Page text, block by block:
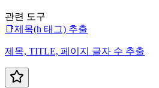
관련 도구
📑제목(h 태그) 추출
제목, TITLE, 페이지 글자 수 추출